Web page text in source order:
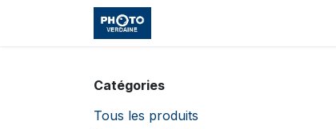
Se rendre au contenu
Catégories
Tous les produits